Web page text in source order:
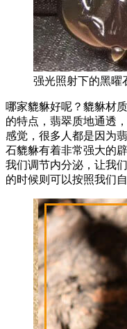
强光照射下的黑曜
哪家貔貅好呢？貔貅材
的特点，翡翠质地通透
感觉，很多人都是因为
石貔貅有着非常强大的
我们调节内分泌，让我
的时候则可以按照我们